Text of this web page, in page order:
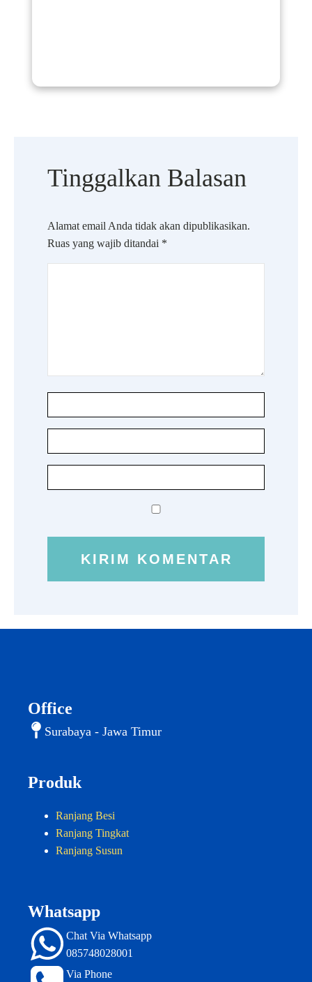
Tinggalkan Balasan
Alamat email Anda tidak akan dipublikasikan.
Ruas yang wajib ditandai *
Office
Surabaya - Jawa Timur
Produk
Ranjang Besi
Ranjang Tingkat
Ranjang Susun
Whatsapp
Chat Via Whatsapp
085748028001
Via Phone